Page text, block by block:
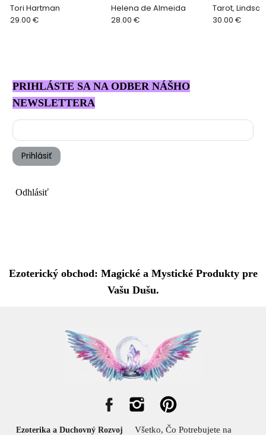
Tori Hartman
29.00 €
Helena de Almeida
28.00 €
Tarot, Lindsay
Williams
30.00 €
PRIHLÁSTE SA NA ODBER NÁŠHO
NEWSLETTERA
Prihlásiť
Odhlásiť
Ezoterický obchod: Magické a Mystické Produkty pre
Vašu Dušu.
Ezoterika a Duchovný Rozvoj
Všetko, Čo Potrebujete na